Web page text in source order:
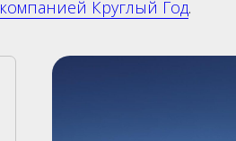
компанией Круглый Год.